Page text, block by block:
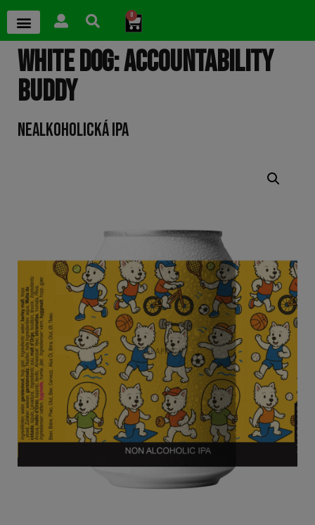
0
WHITE DOG: ACCOUNTABILITY
BUDDY
NEALKOHOLICKÁ IPA